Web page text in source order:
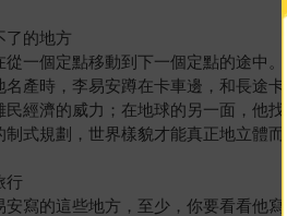
了的地方
一個定點移動到下一個定點的途中。
名產時，李易安蹲在卡車邊，和長途
民經濟的威力；在地球的另一面，他
制式規劃，世界樣貌才能真正地立體
行
寫的這些地方，至少，你要看看他寫